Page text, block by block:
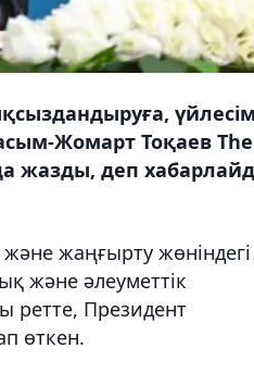
Жомарт Тоқаев The
жазды, деп
жаңғырту жөніндегі
және әлеуметтік
ретте, Президент
өткен.